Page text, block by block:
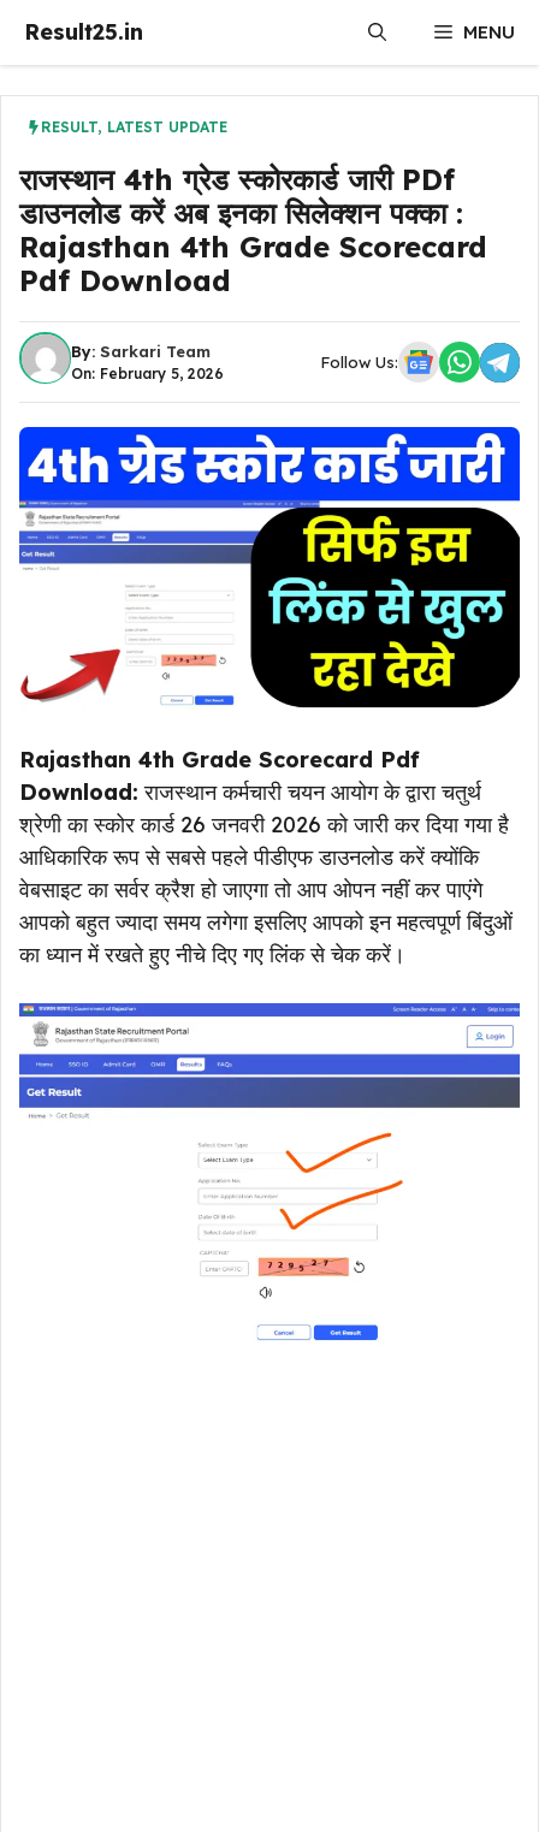
Result25.in MENU
RESULT, LATEST UPDATE
राजस्थान 4th ग्रेड स्कोरकार्ड जारी PDf
डाउनलोड करें अब इनका सिलेक्शन पक्का :
Rajasthan 4th Grade Scorecard
Pdf Download
By: Sarkari Team
On: February 5, 2026
Follow Us:
Rajasthan 4th Grade Scorecard Pdf
Download: राजस्थान कर्मचारी चयन आयोग के द्वारा चतुर्थ
श्रेणी का स्कोर कार्ड 26 जनवरी 2026 को जारी कर दिया गया है
आधिकारिक रूप से सबसे पहले पीडीएफ डाउनलोड करें क्योंकि
वेबसाइट का सर्वर क्रैश हो जाएगा तो आप ओपन नहीं कर पाएंगे
आपको बहुत ज्यादा समय लगेगा इसलिए आपको इन महत्वपूर्ण बिंदुओं
का ध्यान में रखते हुए नीचे दिए गए लिंक से चेक करें।